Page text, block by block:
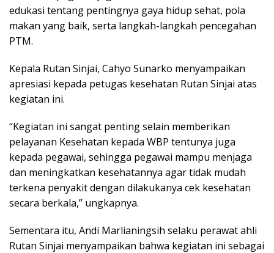
edukasi tentang pentingnya gaya hidup sehat, pola
makan yang baik, serta langkah-langkah pencegahan
PTM.
Kepala Rutan Sinjai, Cahyo Sunarko menyampaikan
apresiasi kepada petugas kesehatan Rutan Sinjai atas
kegiatan ini.
“Kegiatan ini sangat penting selain memberikan
pelayanan Kesehatan kepada WBP tentunya juga
kepada pegawai, sehingga pegawai mampu menjaga
dan meningkatkan kesehatannya agar tidak mudah
terkena penyakit dengan dilakukanya cek kesehatan
secara berkala,” ungkapnya.
Sementara itu, Andi Marlianingsih selaku perawat ahli
Rutan Sinjai menyampaikan bahwa kegiatan ini sebagai